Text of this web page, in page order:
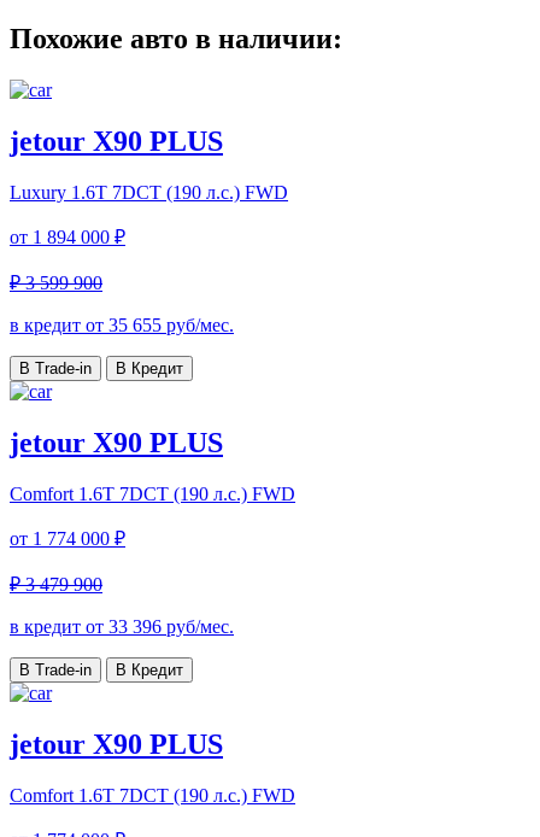
Похожие авто в наличии:
jetour X90 PLUS
Luxury 1.6T 7DCT (190 л.с.) FWD
от 1 894 000 ₽
₽ 3 599 900
в кредит от 35 655 руб/мес.
В Trade-in В Кредит
jetour X90 PLUS
Comfort 1.6T 7DCT (190 л.с.) FWD
от 1 774 000 ₽
₽ 3 479 900
в кредит от 33 396 руб/мес.
В Trade-in В Кредит
jetour X90 PLUS
Comfort 1.6T 7DCT (190 л.с.) FWD